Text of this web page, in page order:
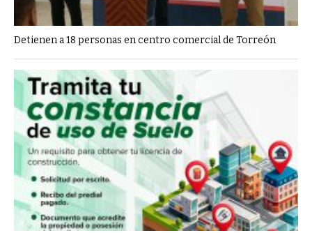
Detienen a 18 personas en centro comercial de Torreón